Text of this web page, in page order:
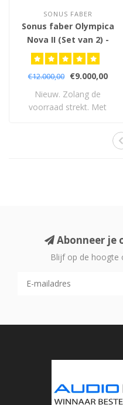
SONUS FABER
Sonus faber Olympica
Nova II (Set van 2) -
Vloerstaande
Luidsprekers
€12.000,00
€9.000,00
Nieuw. Zolang de
voorraad strekt. Met
Abonneer je
Blijf op de hoogte